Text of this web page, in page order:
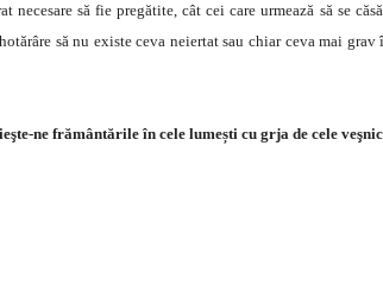
să fie pregătite, cât cei care urmează să se
să nu existe ceva neiertat sau chiar ceva mai
ne frământările în cele lumești cu grja de cele